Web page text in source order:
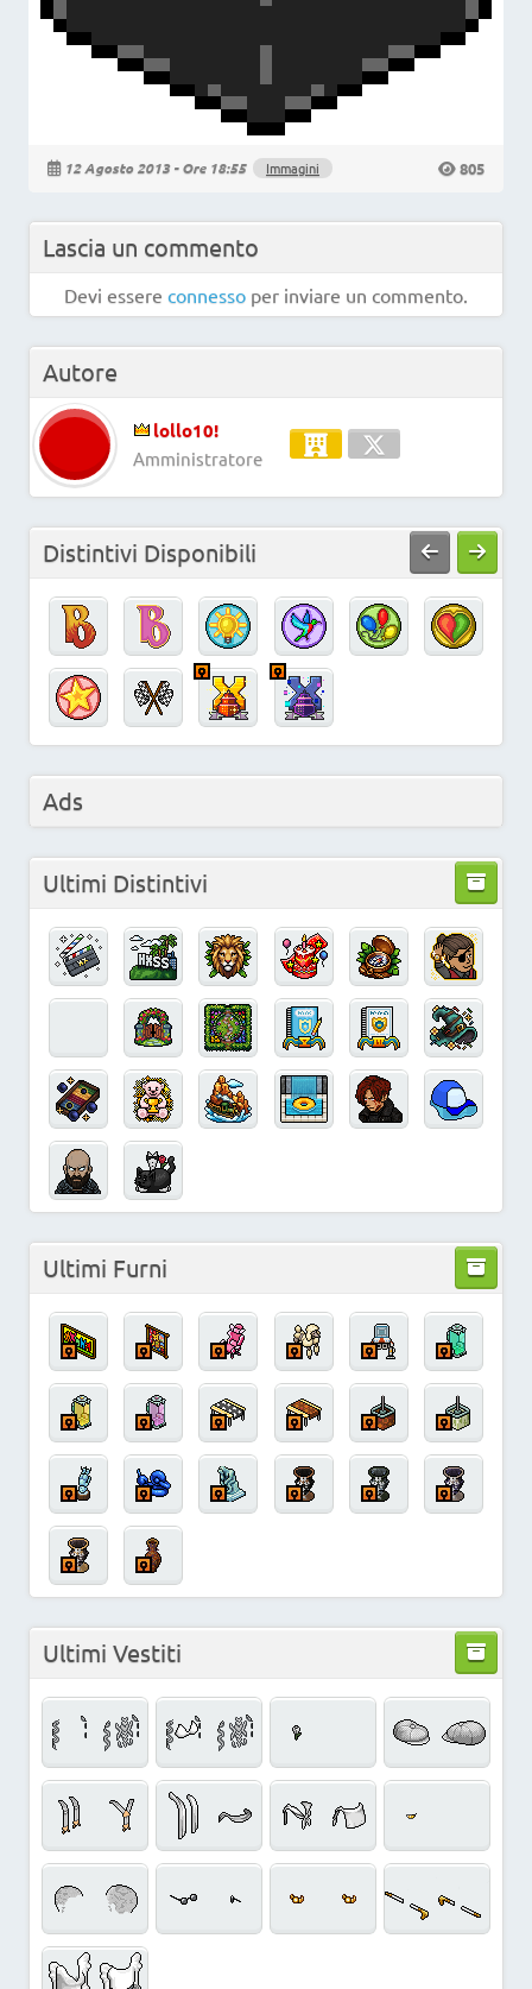
12 Agosto 2013 - Ore 18:55 Immagini 805
Lascia un commento
Devi essere connesso per inviare un commento.
Autore
lollo10!
Amministratore
Distintivi Disponibili
Ads
Ultimi Distintivi
Ultimi Furni
Ultimi Vestiti